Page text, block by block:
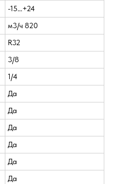
-15…+24
м3/ч 820
R32
3/8
1/4
Да
Да
Да
Да
Да
Да